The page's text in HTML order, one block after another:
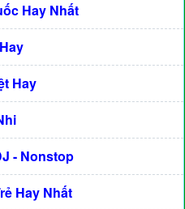
Hay Nhất
Hay
- Nonstop
Hay Nhất